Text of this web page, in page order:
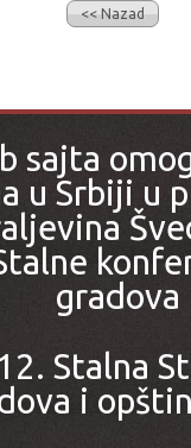
<< Nazad
sajta
u Srbiji u
gradova
Stalna
i